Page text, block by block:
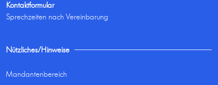
Kontaktformular
Sprechzeiten nach Vereinbarung
Nützliches/Hinweise
Mandantenbereich